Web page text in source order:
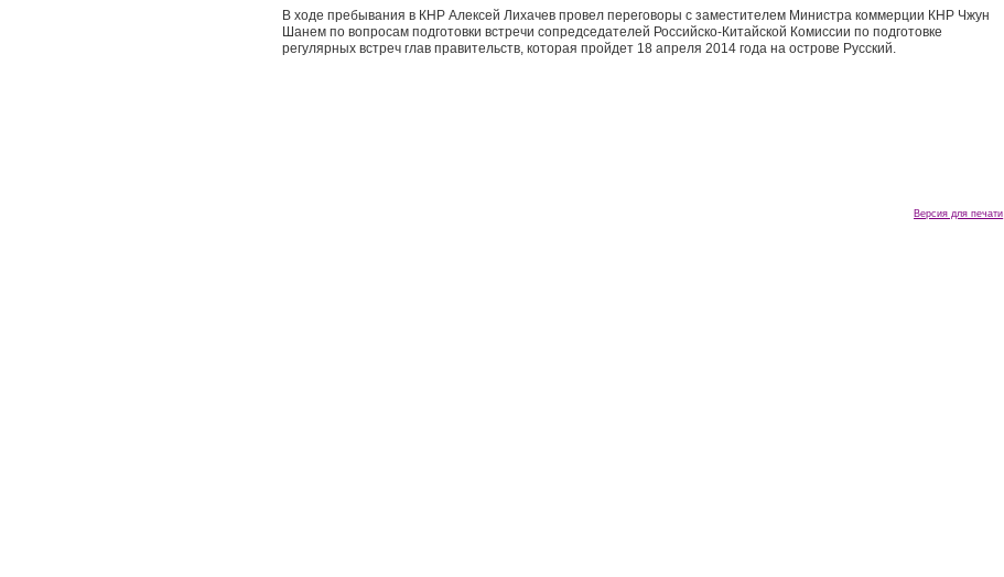
В ходе пребывания в КНР Алексей Лихачев провел переговоры с заместителем Министра коммерции КНР Чжун
Шанем по вопросам подготовки встречи сопредседателей Российско-Китайской Комиссии по подготовке
регулярных встреч глав правительств, которая пройдет 18 апреля 2014 года на острове Русский.
Версия для печати